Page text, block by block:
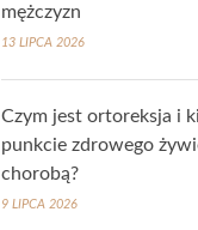
mężczyzn
13 LIPCA 2026
Czym jest ortoreksja i
punkcie zdrowego
chorobą?
9 LIPCA 2026